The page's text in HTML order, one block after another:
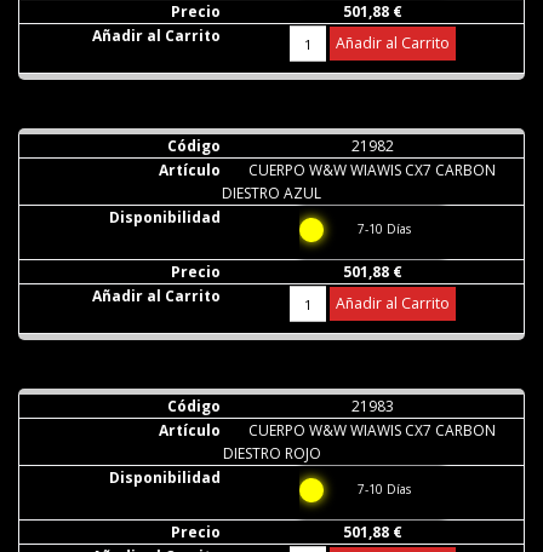
501,88 €
Añadir al Carrito
21982
CUERPO W&W WIAWIS CX7 CARBON
DIESTRO AZUL
7-10 Días
501,88 €
Añadir al Carrito
21983
CUERPO W&W WIAWIS CX7 CARBON
DIESTRO ROJO
7-10 Días
501,88 €